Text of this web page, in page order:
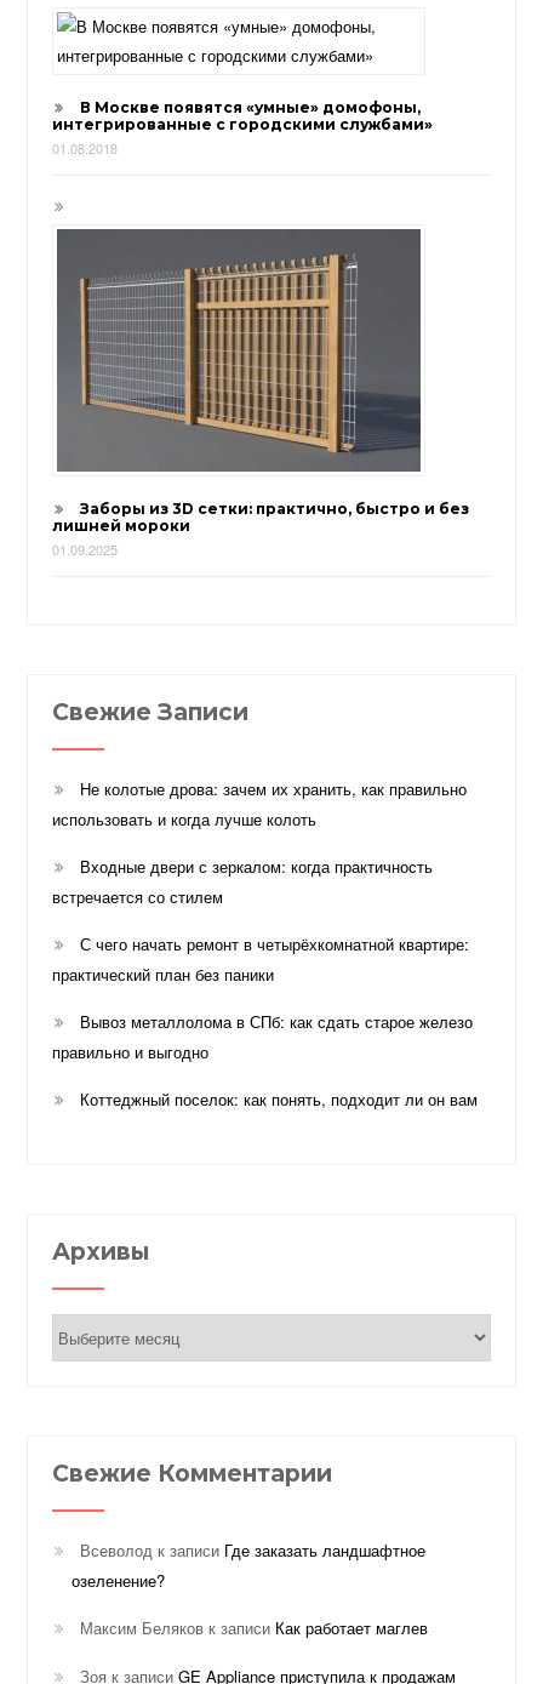
В Москве появятся «умные» домофоны,
интегрированные с городскими службами»
01.08.2018
Заборы из 3D сетки: практично, быстро и без
лишней мороки
01.09.2025
Свежие Записи
Не колотые дрова: зачем их хранить, как правильно
использовать и когда лучше колоть
Входные двери с зеркалом: когда практичность
встречается со стилем
С чего начать ремонт в четырёхкомнатной квартире:
практический план без паники
Вывоз металлолома в СПб: как сдать старое железо
правильно и выгодно
Коттеджный поселок: как понять, подходит ли он вам
Архивы
Свежие Комментарии
Всеволод к записи Где заказать ландшафтное
озеленение?
Максим Беляков к записи Как работает маглев
Зоя к записиGE Appliance приступила к продажам